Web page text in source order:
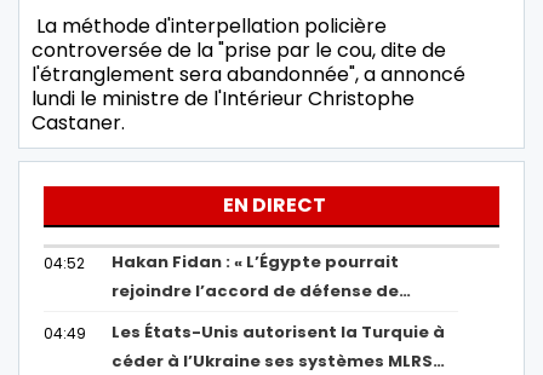
La méthode d'interpellation policière
controversée de la "prise par le cou, dite de
l'étranglement sera abandonnée", a annoncé
lundi le ministre de l'Intérieur Christophe
Castaner.
EN DIRECT
04:52
Hakan Fidan : « L’Égypte pourrait
rejoindre l’accord de défense de…
04:49
Les États-Unis autorisent la Turquie à
céder à l’Ukraine ses systèmes MLRS…